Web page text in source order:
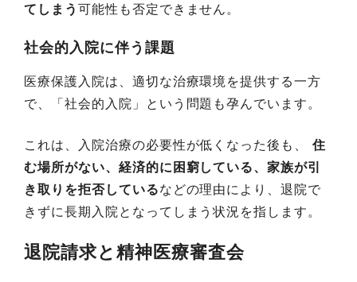
てしまう 可能性も否定できません。
社会的入院に伴う課題
医療保護入院は、適切な治療環境を提供する一方
で、「社会的入院」という問題も孕んでいます。
これは、入院治療の必要性が低くなった後も、住
む場所がない、経済的に困窮している、家族が引
き取りを拒否しているなどの理由により、退院で
きずに長期入院となってしまう状況を指します。
退院請求と精神医療審査会